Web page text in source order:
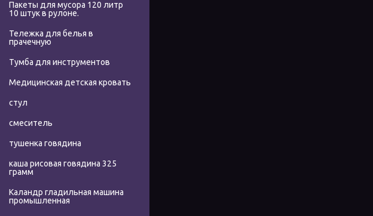
Пакеты для мусора 120 литр
10 штук в рулоне.
Тележка для белья в
прачечную
Тумба для инструментов
Медицинская детская кровать
стул
смеситель
тушенка говядина
каша рисовая говядина 325
грамм
Каландр гладильная машина
промышленная